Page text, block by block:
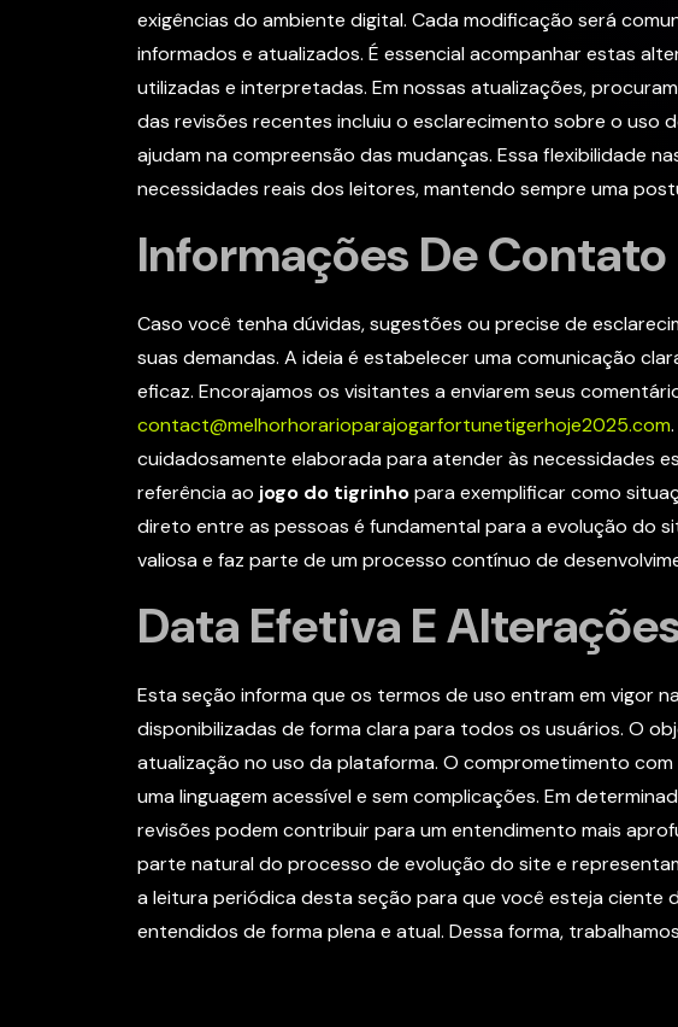
exigências do ambiente digital. Cada modificação será
informados e atualizados. É essencial acompanhar estas
utilizadas e interpretadas. Em nossas atualizações,
das revisões recentes incluiu o esclarecimento sobre o uso
ajudam na compreensão das mudanças. Essa flexibilidade
necessidades reais dos leitores, mantendo sempre uma
Informações De Contato
Caso você tenha dúvidas, sugestões ou precise de
suas demandas. A ideia é estabelecer uma comunicação
eficaz. Encorajamos os visitantes a enviarem seus
contact@melhorhorarioparajogarfortunetigerhoje2025.com
cuidadosamente elaborada para atender às necessidades
referência ao jogo do tigrinhopara exemplificar como
direto entre as pessoas é fundamental para a evolução do
valiosa e faz parte de um processo contínuo de
Data Efetiva E
Esta seção informa que os termos de uso entram em vigor
disponibilizadas de forma clara para todos os usuários. O
atualização no uso da plataforma. O comprometimento
uma linguagem acessível e sem complicações. Em
revisões podem contribuir para um entendimento mais
parte natural do processo de evolução do site e
a leitura periódica desta seção para que você esteja
entendidos de forma plena e atual. Dessa forma,